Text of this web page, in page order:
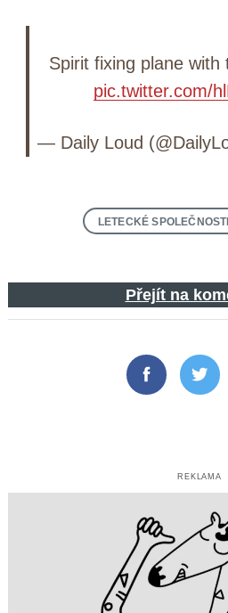
Spirit fixing plane with
pic.twitter.com/
— Daily Loud
LETECKÉ SPOLEČNOSTI
Přejít na
Facebook
REKLAMA